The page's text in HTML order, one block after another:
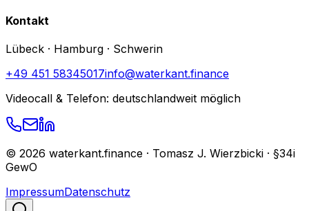
Kontakt
Lübeck · Hamburg · Schwerin
+49 451 58345017info@waterkant.finance
Videocall & Telefon: deutschlandweit möglich
© 2026 waterkant.finance · Tomasz J. Wierzbicki · §34i
GewO
ImpressumDatenschutz